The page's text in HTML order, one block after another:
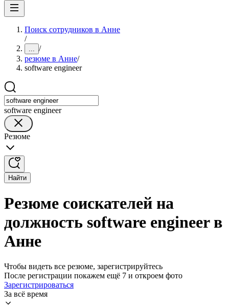
Поиск сотрудников в Анне
/
... /
резюме в Анне/
software engineer
software engineer
Резюме
Найти
Резюме соискателей на
должность software engineer в
Анне
Чтобы видеть все резюме, зарегистрируйтесь
После регистрации покажем ещё 7 и откроем фото
Зарегистрироваться
За всё время